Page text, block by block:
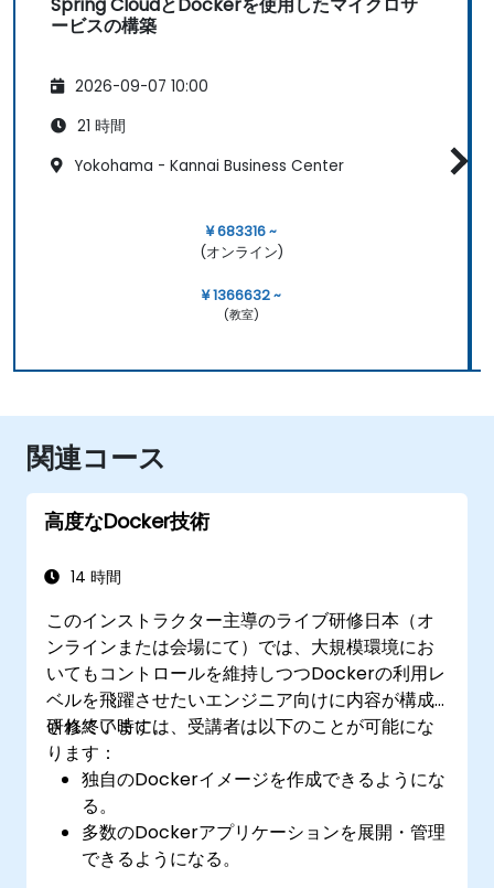
Spring CloudとDockerを使用したマイクロサ
ービスの構築
2026-09-07 10:00
21 時間
Yokohama - Kannai Business Center
¥ 683316 ~
(オンライン)
¥ 1366632 ~
(教室)
関連コース
高度なDocker技術
14 時間
このインストラクター主導のライブ研修日本（オ
ンラインまたは会場にて）では、大規模環境にお
いてもコントロールを維持しつつDockerの利用レ
ベルを飛躍させたいエンジニア向けに内容が構成
されています。
研修終了時には、受講者は以下のことが可能にな
ります：
独自のDockerイメージを作成できるようにな
る。
多数のDockerアプリケーションを展開・管理
できるようになる。